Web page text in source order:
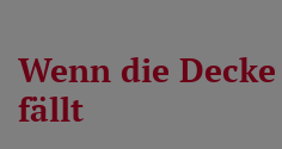
Wenn die
fällt